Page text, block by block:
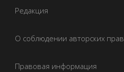
Редакция
О соблюдении авторских прав
Правовая информация